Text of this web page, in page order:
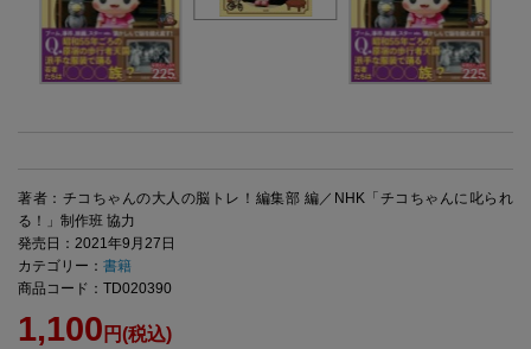
著者：チコちゃんの大人の脳トレ！編集部 編／NHK「チコちゃんに叱られ
る！」制作班 協力
発売日：2021年9月27日
カテゴリー： 書籍
商品コード：TD020390
1,100 円(税込)